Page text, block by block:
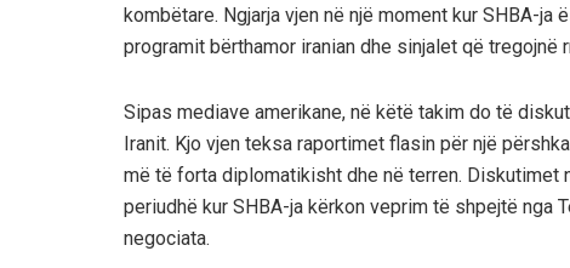
kombëtare. Ngjarja vjen në një moment kur SHBA-
programit bërthamor iranian dhe sinjalet që tregojnë
Sipas mediave amerikane, në këtë takim do të
Iranit. Kjo vjen teksa raportimet flasin për një
më të forta diplomatikisht dhe në terren.
periudhë kur SHBA-ja kërkon veprim të shpejtë nga
negociata.